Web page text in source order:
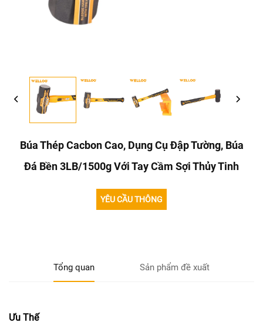
Búa Thép Cacbon Cao, Dụng Cụ Đập Tường, Búa
Đá Bền 3LB/1500g Với Tay Cầm Sợi Thủy Tinh
YÊU CẦU THÔNG
Tổng quan Sản phẩm đề xuất
Ưu Thế